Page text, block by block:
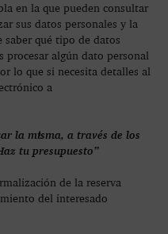
en la que pueden consultar
sus datos personales y la
saber qué tipo de datos
procesar algún dato personal
lo que si necesita detalles al
a
la misma, a través de los
tu presupuesto”
de la reserva
del interesado